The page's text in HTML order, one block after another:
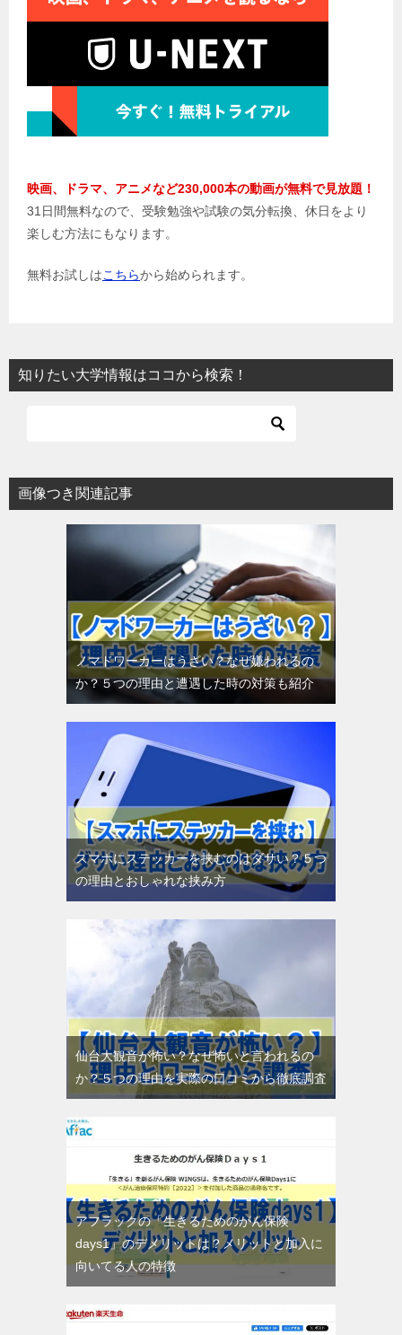
映画、ドラマ、アニメなど230,000本の動画が無料で見放題！
31日間無料なので、受験勉強や試験の気分転換、休日をより
楽しむ方法にもなります。
無料お試しはこちらから始められます。
知りたい大学情報はココから検索！
画像つき関連記事
ノマドワーカーはうざい？なぜ嫌われるの
か？５つの理由と遭遇した時の対策も紹介
スマホにステッカーを挟むのはダサい？５つ
の理由とおしゃれな挟み方
仙台大観音が怖い？なぜ怖いと言われるの
か？５つの理由を実際の口コミから徹底調査
アフラックの「生きるためのがん保険
days1」のデメリットは？メリットと加入に
向いてる人の特徴